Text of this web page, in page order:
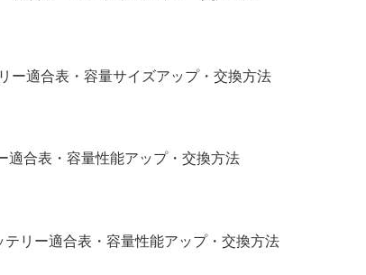
ー適合表・容量サイズアップ・交換方法
適合表・容量性能アップ・交換方法
リー適合表・容量性能アップ・交換方法